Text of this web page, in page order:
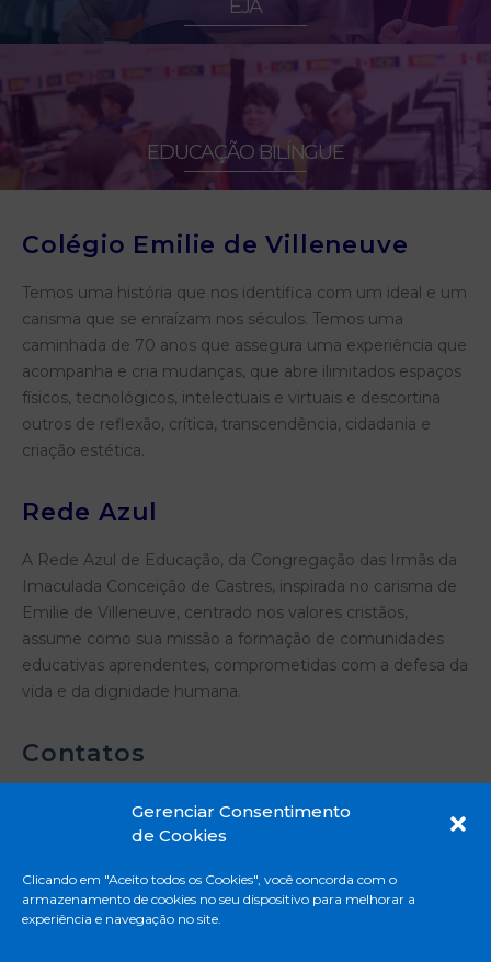
Gerenciar Consentimento
de Cookies
Clicando em "Aceito todos os Cookies", você concorda com o
armazenamento de cookies no seu dispositivo para melhorar a
experiência e navegação no site.
EJA
EDUCAÇÃO BILÍNGUE
Colégio Emilie de Villeneuve
Temos uma história que nos identifica com um ideal e um
carisma que se enraízam nos séculos. Temos uma
caminhada de 70 anos que assegura uma experiência que
acompanha e cria mudanças, que abre ilimitados espaços
físicos, tecnológicos, intelectuais e virtuais e descortina
outros de reflexão, crítica, transcendência, cidadania e
criação estética.
Rede Azul
A Rede Azul de Educação, da Congregação das Irmãs da
Imaculada Conceição de Castres, inspirada no carisma de
Emilie de Villeneuve, centrado nos valores cristãos,
assume como sua missão a formação de comunidades
educativas aprendentes, comprometidas com a defesa da
vida e da dignidade humana.
Contatos
Mascote - São Paulo - SP
11 5671-8888